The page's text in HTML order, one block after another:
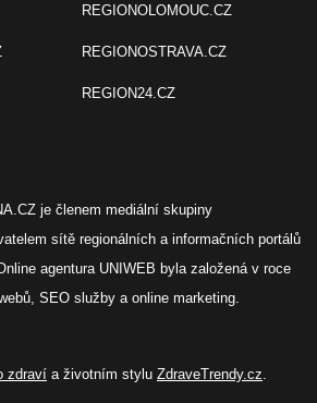
REGIONOLOMOUC.CZ
REGIONOSTRAVA.CZ
REGION24.CZ
je členem mediální skupiny
sítě regionálních a informačních portálů
Online agentura UNIWEB byla založená v roce
SEO služby a online marketing.
zdraví a životním stylu ZdraveTrendy.cz